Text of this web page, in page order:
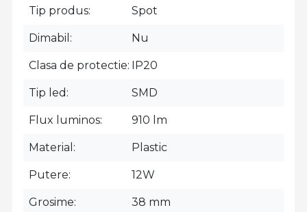
Tip produs Spot
Dimabil Nu
Clasa de protectie IP20
Tip led SMD
Flux luminos 910 lm
Material Plastic
Putere 12W
Grosime 38 mm